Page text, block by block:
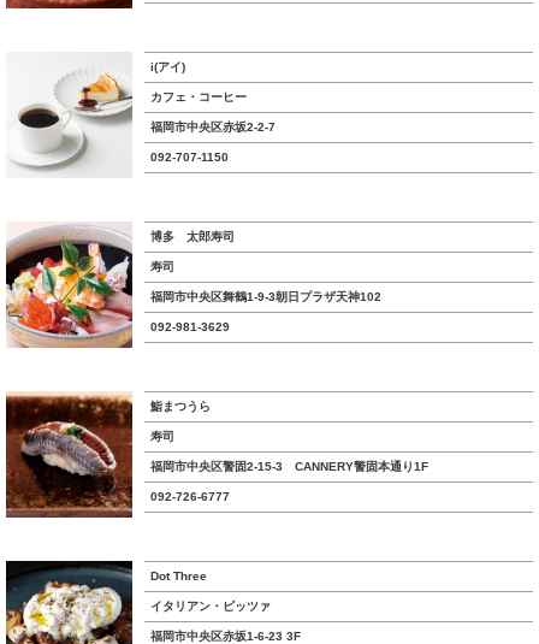
i(アイ)
カフェ・コーヒー
福岡市中央区赤坂2-2-7
092-707-1150
博多 太郎寿司
寿司
福岡市中央区舞鶴1-9-3朝日プラザ天神102
092-981-3629
鮨まつうら
寿司
福岡市中央区警固2-15-3 CANNERY警固本通り1F
092-726-6777
Dot Three
イタリアン・ピッツァ
福岡市中央区赤坂1-6-23 3F